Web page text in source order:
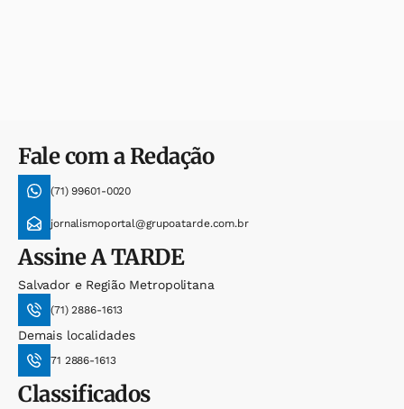
Fale com a Redação
(71) 99601-0020
jornalismoportal@grupoatarde.com.br
AssineA TARDE
Salvador e Região Metropolitana
(71) 2886-1613
Demais localidades
71 2886-1613
Classificados